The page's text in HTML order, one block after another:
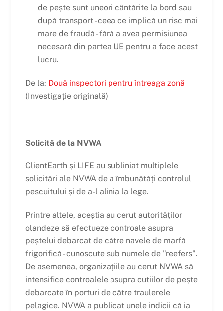
de pește sunt uneori cântărite la bord sau
după transport - ceea ce implică un risc mai
mare de fraudă - fără a avea permisiunea
necesară din partea UE pentru a face acest
lucru.
De la: Două inspectori pentru întreaga zonă
(Investigație originală)
Solicită de la NVWA
ClientEarth și LIFE au subliniat multiplele
solicitări ale NVWA de a îmbunătăți controlul
pescuitului și de a-l alinia la lege.
Printre altele, aceștia au cerut autorităților
olandeze să efectueze controale asupra
peștelui debarcat de către navele de marfă
frigorifică - cunoscute sub numele de "reefers".
De asemenea, organizațiile au cerut NVWA să
intensifice controalele asupra cutiilor de pește
debarcate în porturi de către traulerele
pelagice. NVWA a publicat unele indicii că ia